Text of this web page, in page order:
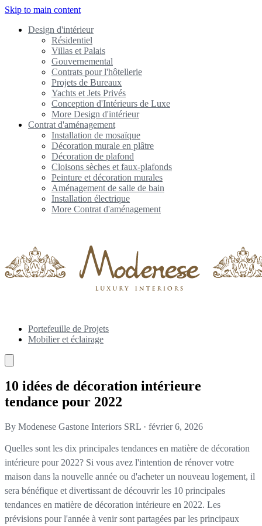
Skip to main content
Design d'intérieur
Résidentiel
Villas et Palais
Gouvernemental
Contrats pour l'hôtellerie
Projets de Bureaux
Yachts et Jets Privés
Conception d'Intérieurs de Luxe
More Design d'intérieur
Contrat d'aménagement
Installation de mosaïque
Décoration murale en plâtre
Décoration de plafond
Cloisons sèches et faux-plafonds
Peinture et décoration murales
Aménagement de salle de bain
Installation électrique
More Contrat d'aménagement
Portefeuille de Projets
Mobilier et éclairage
10 idées de décoration intérieure
tendance pour 2022
By Modenese Gastone Interiors SRL · février 6, 2026
Quelles sont les dix principales tendances en matière de décoration
intérieure pour 2022? Si vous avez l'intention de rénover votre
maison dans la nouvelle année ou d'acheter un nouveau logement, il
sera bénéfique et divertissant de découvrir les 10 principales
tendances en matière de décoration intérieure en 2022. Les
prévisions pour l'année à venir sont partagées par les principaux